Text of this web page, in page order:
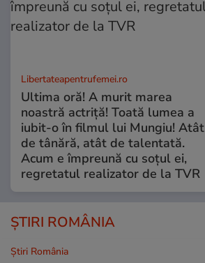
Libertateapentrufemei.ro
Ultima oră! A murit marea
noastră actriță! Toată lumea a
iubit-o în filmul lui Mungiu! Atât
de tânără, atât de talentată.
Acum e împreună cu soțul ei,
regretatul realizator de la TVR
ȘTIRI ROMÂNIA
Știri România